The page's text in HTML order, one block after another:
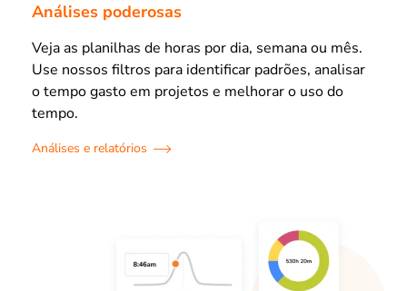
Análises poderosas
Veja as planilhas de horas por dia, semana ou mês.
Use nossos filtros para identificar padrões, analisar
o tempo gasto em projetos e melhorar o uso do
tempo.
Análises e relatórios